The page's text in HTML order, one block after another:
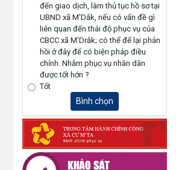
đến giao dịch, làm thủ tục hồ sơ tại
UBND xã M'Dắk, nếu có vấn đề gì
liên quan đến thái độ phục vụ của
CBCC xã M'Drắk; có thể để lại phản
hồi ở đây để có biện pháp điều
chỉnh. Nhằm phục vụ nhân dân
được tốt hớn ?
Tốt
Bình chọn